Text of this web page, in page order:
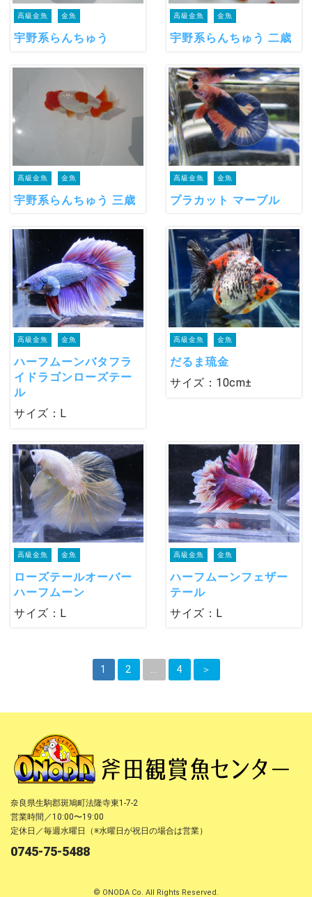
高級金魚 金魚
宇野系らんちゅう
高級金魚 金魚
宇野系らんちゅう 二歳
高級金魚 金魚
宇野系らんちゅう 三歳
高級金魚 金魚
プラカット マーブル
高級金魚 金魚
ハーフムーンバタフラ
イドラゴンローズテー
ル
サイズ：L
高級金魚 金魚
だるま琉金
サイズ：10cm±
高級金魚 金魚
ローズテールオーバー
ハーフムーン
サイズ：L
高級金魚 金魚
ハーフムーンフェザー
テール
サイズ：L
1 2 4 ＞
奈良県生駒郡斑鳩町法隆寺東1-7-2
営業時間／10:00〜19:00
定休日／毎週水曜日（※水曜日が祝日の場合は営業）
0745-75-5488
© ONODA Co. All Rights Reserved.